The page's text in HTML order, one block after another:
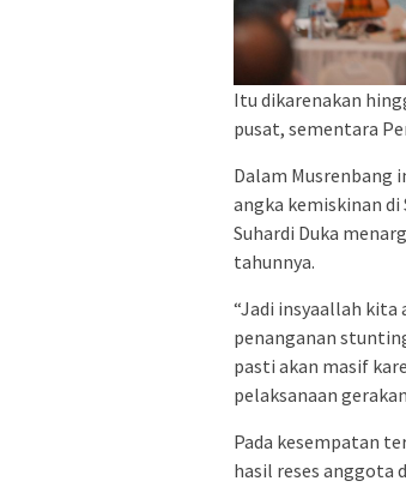
Itu dikarenakan
pusat, sementara
Dalam Musrenbang
angka kemiskinan
Suhardi Duka
tahunnya.
“Jadi insyaallah kita
penanganan
pasti akan masif
pelaksanaan
Pada kesempatan
hasil reses anggota